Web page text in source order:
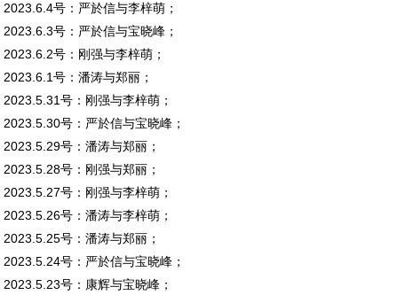
2023.6.4号：严於信与李梓萌；
2023.6.3号：严於信与宝晓峰；
2023.6.2号：刚强与李梓萌；
2023.6.1号：潘涛与郑丽；
2023.5.31号：刚强与李梓萌；
2023.5.30号：严於信与宝晓峰；
2023.5.29号：潘涛与郑丽；
2023.5.28号：刚强与郑丽；
2023.5.27号：刚强与李梓萌；
2023.5.26号：潘涛与李梓萌；
2023.5.25号：潘涛与郑丽；
2023.5.24号：严於信与宝晓峰；
2023.5.23号：康辉与宝晓峰；